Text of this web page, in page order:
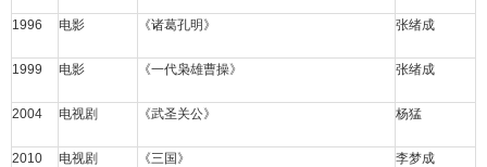
1996 电影 《诸葛孔明》 张绪成
1999 电影 《一代枭雄曹操》 张绪成
2004 电视剧 《武圣关公》 杨猛
2010 电视剧 《三国》 李梦成